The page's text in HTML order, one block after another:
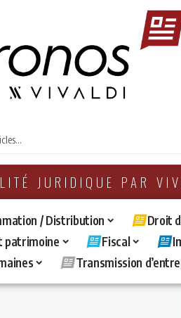
JURIDIQUE PAR
/ Distribution
Droit
patrimoine Fiscal
Transmission